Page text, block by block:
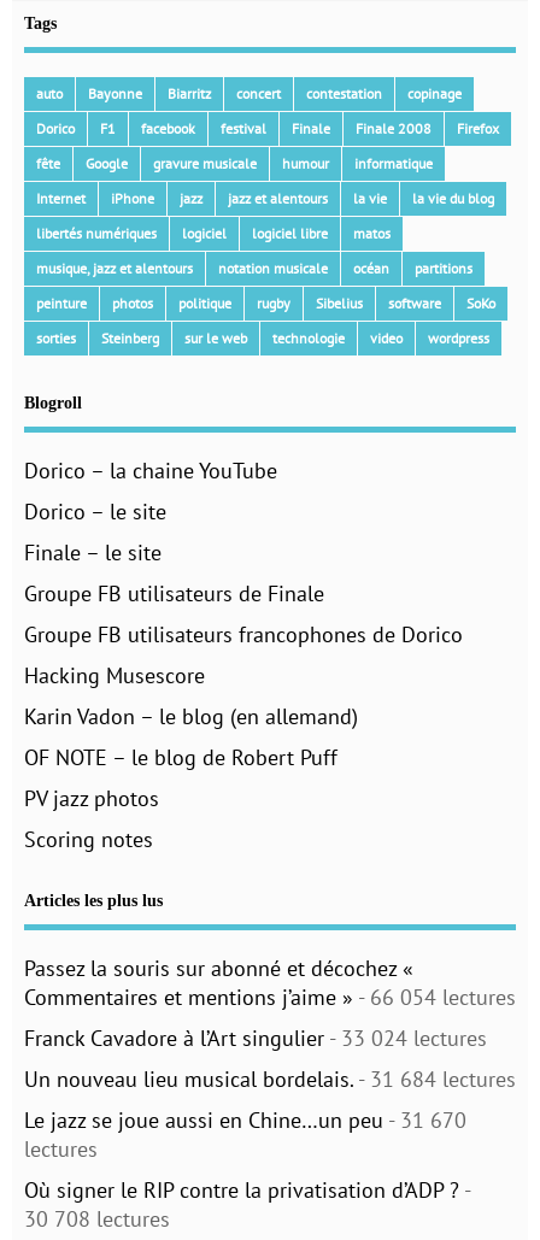
Tags
auto Bayonne Biarritz concert contestation
copinage
Dorico
F1 facebook festival Finale Finale 2008
Firefox
fête
Google gravure musicale humour
informatique
Internet
iPhone jazz jazz et alentours la vie
la vie du blog
libertés numériques
logiciel logiciel libre
matos
musique, jazz et alentours
notation musicale océan
partitions
peinture
photos politique rugby Sibelius software
SoKo
sorties
Steinberg sur le web technologie video wordpress
Blogroll
Dorico – la chaine YouTube
Dorico – le site
Finale – le site
Groupe FB utilisateurs de Finale
Groupe FB utilisateurs francophones de Dorico
Hacking Musescore
Karin Vadon – le blog (en allemand)
OF NOTE – le blog de Robert Puff
PV jazz photos
Scoring notes
Articles les plus lus
Passez la souris sur abonné et décochez «
Commentaires et mentions j’aime » - 66 054 lectures
Franck Cavadore à l’Art singulier - 33 024 lectures
Un nouveau lieu musical bordelais. - 31 684 lectures
Le jazz se joue aussi en Chine…un peu - 31 670
lectures
Où signer le RIP contre la privatisation d’ADP ? -
30 708 lectures